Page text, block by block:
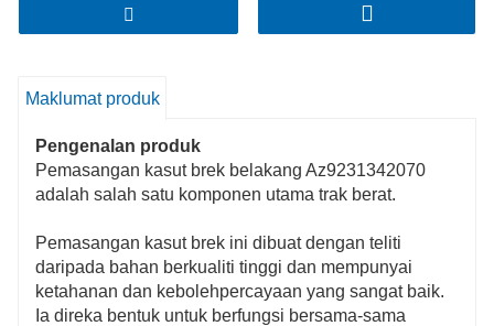
Maklumat produk
Pengenalan produk
Pemasangan kasut brek belakang Az9231342070
adalah salah satu komponen utama trak berat.
Pemasangan kasut brek ini dibuat dengan teliti
daripada bahan berkualiti tinggi dan mempunyai
ketahanan dan kebolehpercayaan yang sangat baik.
Ia direka bentuk untuk berfungsi bersama-sama